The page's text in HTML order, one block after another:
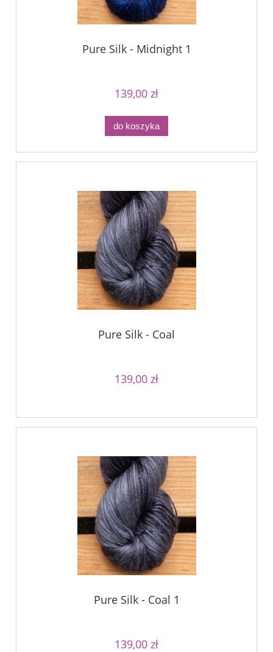
Pure Silk - Midnight 1
139,00 zł
do koszyka
Pure Silk - Coal
139,00 zł
Pure Silk - Coal 1
139,00 zł